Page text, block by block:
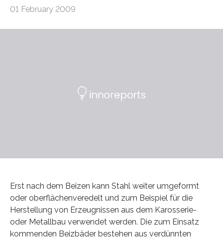
01 February 2009
Erst nach dem Beizen kann Stahl weiter umgeformt
oder oberflächenveredelt und zum Beispiel für die
Herstellung von Erzeugnissen aus dem Karosserie-
oder Metallbau verwendet werden. Die zum Einsatz
kommenden Beizbäder bestehen aus verdünnten